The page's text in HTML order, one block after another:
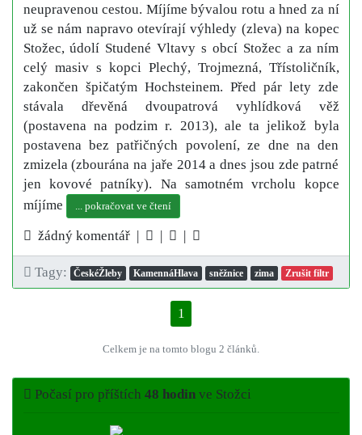
neupravenou cestou. Míjíme bývalou rotu a hned za ní
už se nám napravo otevírají výhledy (zleva) na kopec
Stožec, údolí Studené Vltavy s obcí Stožec a za ním
celý masiv s kopci Plechý, Trojmezná, Třístoličník,
zakončen špičatým Hochsteinem. Před pár lety zde
stávala dřevěná dvoupatrová vyhlídková věž
(postavena na podzim r. 2013), ale ta jelikož byla
postavena bez patřičných povolení, ze dne na den
zmizela (zbourána na jaře 2014 a dnes jsou zde patrné
jen kovové patníky). Na samotném vrcholu kopce
míjíme
... pokračovat ve čtení
žádný komentář | | |
Tagy: ČeskéŽleby KamennáHlava sněžnice zima Zrušit filtr
1
Celkem je na tomto blogu 2 článků.
Počasí pro příštích 48 hodinve Stožci